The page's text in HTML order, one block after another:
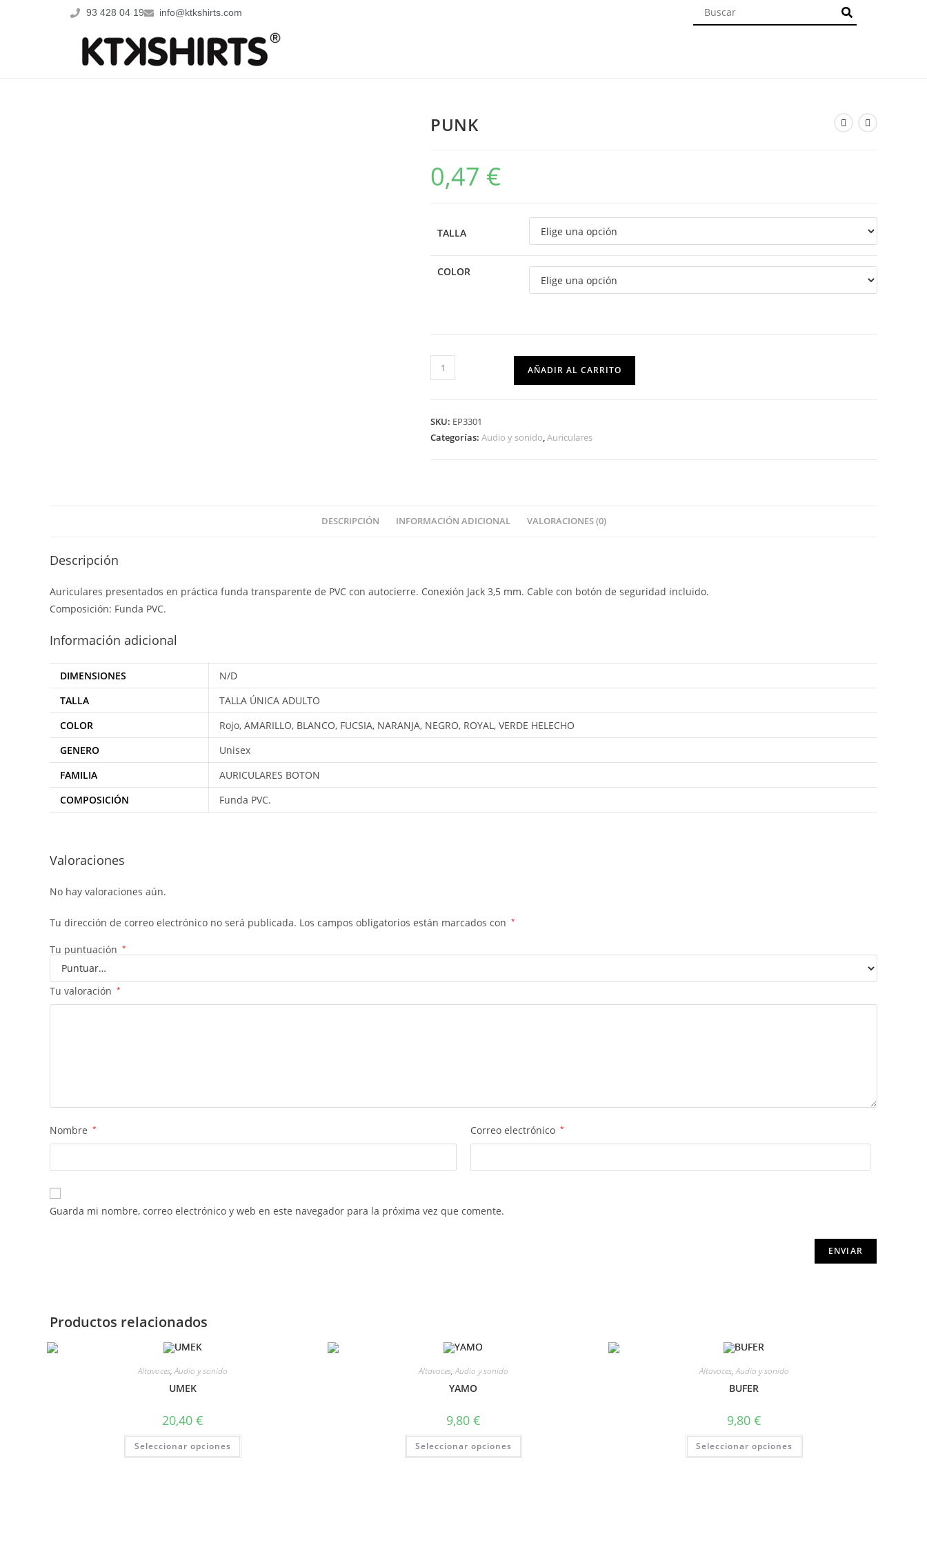
93 428 04 19 info@ktkshirts.com
PUNK
0,47 €
TALLA
COLOR
AÑADIR AL CARRITO
SKU: EP3301
Categorías: Audio y sonido,Auriculares
DESCRIPCIÓN INFORMACIÓN ADICIONAL VALORACIONES (0)
Descripción
Auriculares presentados en práctica funda transparente de PVC con autocierre. Conexión Jack 3,5 mm. Cable con botón de seguridad incluido.
Composición: Funda PVC.
Información adicional
DIMENSIONES
N/D
TALLA
TALLA ÚNICA ADULTO
COLOR
Rojo, AMARILLO, BLANCO, FUCSIA, NARANJA, NEGRO, ROYAL, VERDE HELECHO
GENERO
Unisex
FAMILIA
AURICULARES BOTON
COMPOSICIÓN
Funda PVC.
Valoraciones
No hay valoraciones aún.
Tu dirección de correo electrónico no será publicada. Los campos obligatorios están marcados con *
Tu puntuación *
Tu valoración *
Nombre * Correo electrónico *
Guarda mi nombre, correo electrónico y web en este navegador para la próxima vez que comente.
Productos relacionados
Altavoces,Audio y sonido
UMEK
20,40€
Seleccionar opciones
Altavoces,Audio y sonido
YAMO
9,80 €
Seleccionar opciones
Altavoces,Audio y sonido
BUFER
9,80 €
Seleccionar opciones